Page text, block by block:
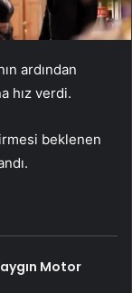
ardından
hız verdi.
beklenen
Motor